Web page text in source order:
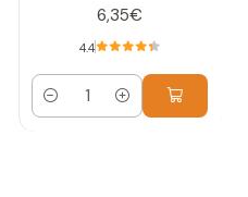
6,35€
4.4
Cantidad